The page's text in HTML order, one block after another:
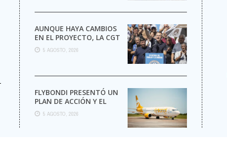
AUNQUE HAYA CAMBIOS
EN EL PROYECTO, LA CGT
MARCHA AL CONGRESO
CONTRA LA LEY DE ...
5 AGOSTO, 2026
FLYBONDI PRESENTÓ UN
PLAN DE ACCIÓN Y EL
GOBIERNO LA AUTORIZÓ
A SEGUIR OPERANDO
5 AGOSTO, 2026